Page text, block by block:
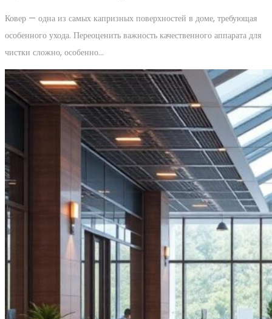
Ковер — одна из самых капризных поверхностей в доме, требующая
особенного ухода. Переоценить важность качественного аппарата для
чистки сложно, особенно…